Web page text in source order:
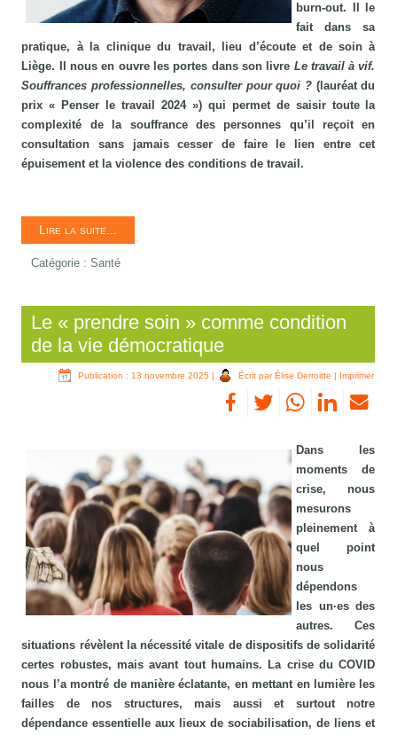
burn-out. Il le
fait dans sa
pratique, à la clinique du travail, lieu d’écoute et de soin à
Liège. Il nous en ouvre les portes dans son livre Le travail à vif.
Souffrances professionnelles, consulter pour quoi ? (lauréat du
prix « Penser le travail 2024 ») qui permet de saisir toute la
complexité de la souffrance des personnes qu’il reçoit en
consultation sans jamais cesser de faire le lien entre cet
épuisement et la violence des conditions de travail.
Lire la suite...
Catégorie :Santé
Le « prendre soin » comme condition
de la vie démocratique
Publication : 13 novembre 2025 | Écrit par Élise Derroitte | Imprimer
Dans les
moments de
crise, nous
mesurons
pleinement à
quel point
nous
dépendons
les un·es des
autres. Ces
situations révèlent la nécessité vitale de dispositifs de solidarité
certes robustes, mais avant tout humains. La crise du COVID
nous l’a montré de manière éclatante, en mettant en lumière les
failles de nos structures, mais aussi et surtout notre
dépendance essentielle aux lieux de sociabilisation, de liens et